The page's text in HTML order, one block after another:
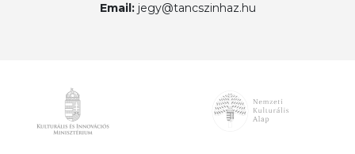
Email: jegy@tancszinhaz.hu